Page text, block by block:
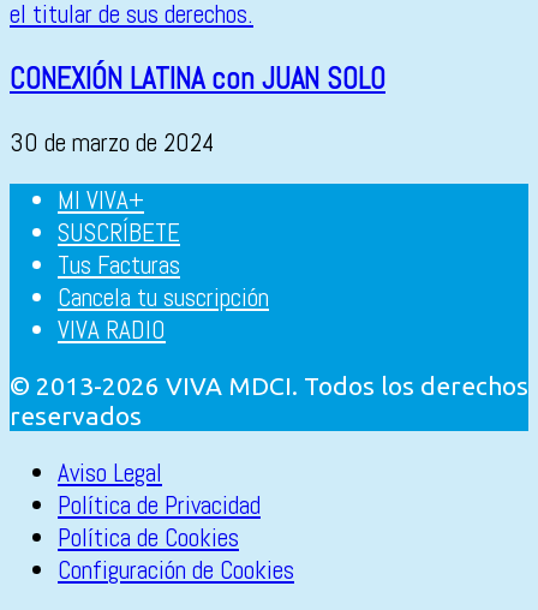
CONEXIÓN LATINA con JUAN SOLO
30 de marzo de 2024
MI VIVA+
SUSCRÍBETE
Tus Facturas
Cancela tu suscripción
VIVA RADIO
© 2013-2026 VIVA MDCI. Todos los derechos
reservados
Aviso Legal
Política de Privacidad
Política de Cookies
Configuración de Cookies